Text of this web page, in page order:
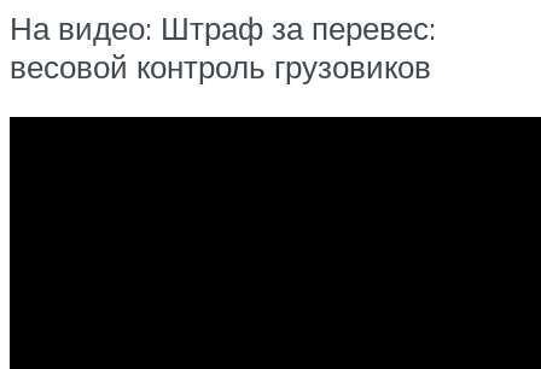
На видео: Штраф за перевес:
весовой контроль грузовиков